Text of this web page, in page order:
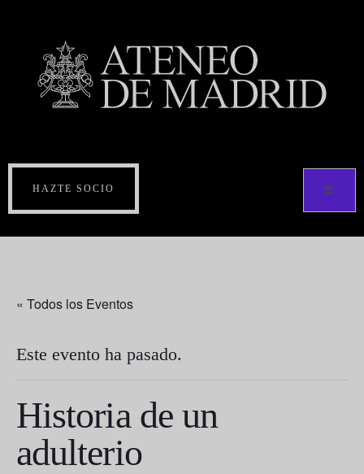
HAZTE SOCIO
« Todos los Eventos
Este evento ha pasado.
Historia de un
adulterio